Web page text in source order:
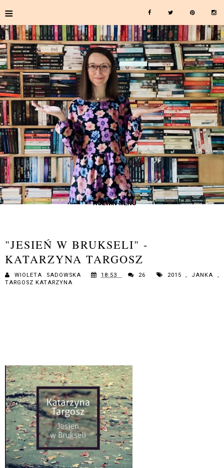
≡
≡ ROZWIŃ MENU
"JESIEŃ W BRUKSELI" -
KATARZYNA TARGOSZ
WIOLETA SADOWSKA 18:53 26 2015, JANKA,
TARGOSZ KATARZYNA